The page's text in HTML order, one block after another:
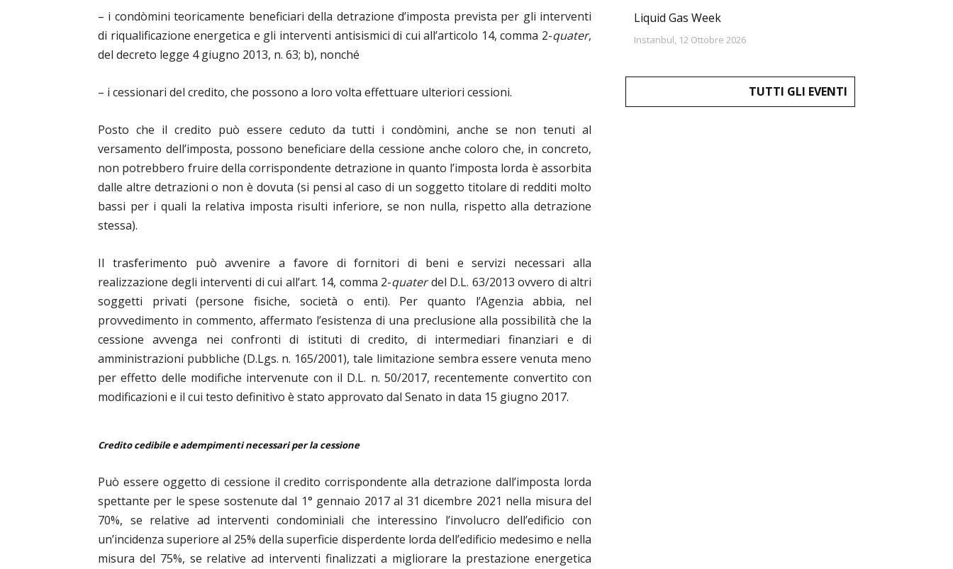
– i condòmini teoricamente beneficiari della detrazione d’imposta prevista per gli interventi
di riqualificazione energetica e gli interventi antisismici di cui all’articolo 14, comma 2-quater,
del decreto legge 4 giugno 2013, n. 63; b), nonché
– i cessionari del credito, che possono a loro volta effettuare ulteriori cessioni.
Posto che il credito può essere ceduto da tutti i condòmini, anche se non tenuti al
versamento dell’imposta, possono beneficiare della cessione anche coloro che, in concreto,
non potrebbero fruire della corrispondente detrazione in quanto l’imposta lorda è assorbita
dalle altre detrazioni o non è dovuta (si pensi al caso di un soggetto titolare di redditi molto
bassi per i quali la relativa imposta risulti inferiore, se non nulla, rispetto alla detrazione
stessa).
Il trasferimento può avvenire a favore di fornitori di beni e servizi necessari alla
realizzazione degli interventi di cui all’art. 14, comma 2-quaterdel D.L. 63/2013 ovvero di altri
soggetti privati (persone fisiche, società o enti). Per quanto l’Agenzia abbia, nel
provvedimento in commento, affermato l’esistenza di una preclusione alla possibilità che la
cessione avvenga nei confronti di istituti di credito, di intermediari finanziari e di
amministrazioni pubbliche (D.Lgs. n. 165/2001), tale limitazione sembra essere venuta meno
per effetto delle modifiche intervenute con il D.L. n. 50/2017, recentemente convertito con
modificazioni e il cui testo definitivo è stato approvato dal Senato in data 15 giugno 2017.
Credito cedibile e adempimenti necessari per la cessione
Può essere oggetto di cessione il credito corrispondente alla detrazione dall’imposta lorda
spettante per le spese sostenute dal 1° gennaio 2017 al 31 dicembre 2021 nella misura del
70%, se relative ad interventi condominiali che interessino l’involucro dell’edificio con
un’incidenza superiore al 25% della superficie disperdente lorda dell’edificio medesimo e nella
misura del 75%, se relative ad interventi finalizzati a migliorare la prestazione energetica
Liquid Gas Week
Instanbul, 12 Ottobre 2026
TUTTI GLI EVENTI